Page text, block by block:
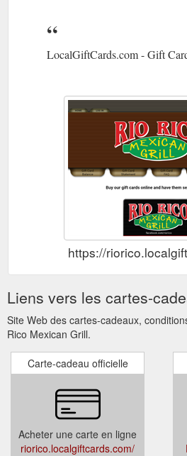
LocalGiftCards.com - Gift
https://
Liens vers les cartes-
Site Web des cartes-cadeaux,
Rico Mexican Grill.
Carte-cadeau officielle
Acheter une carte en ligne
riorico.localgiftcards.com/